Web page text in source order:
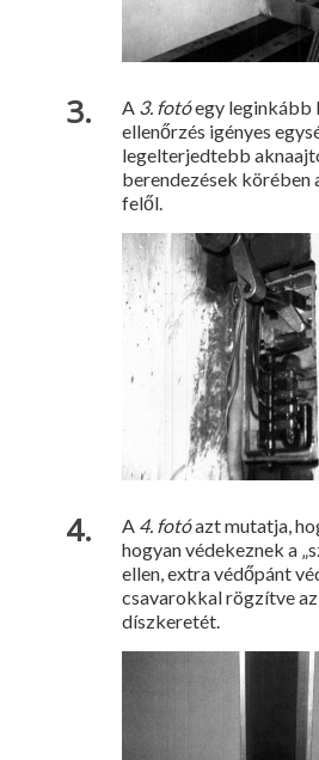
A 3. fotóegy leginkább
ellenőrzés igényes
legelterjedtebb
be­rendezések körében
felől.
A 4. fotóazt mutatja,
hogyan védekez­nek a
ellen, extra védőpánt
csavarokkal rögzítve
díszkeretét.